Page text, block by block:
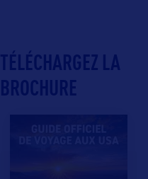
TÉLÉCHARGEZ LA
BROCHURE